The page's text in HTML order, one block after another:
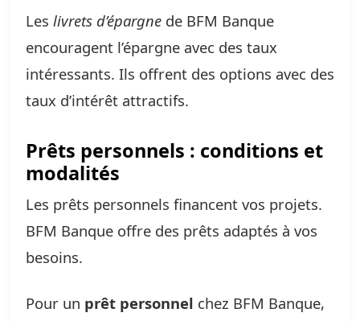
Les livrets d’épargne de BFM Banque
encouragent l’épargne avec des taux
intéressants. Ils offrent des options avec des
taux d’intérêt attractifs.
Prêts personnels : conditions et
modalités
Les prêts personnels financent vos projets.
BFM Banque offre des prêts adaptés à vos
besoins.
Pour un prêt personnel chez BFM Banque,